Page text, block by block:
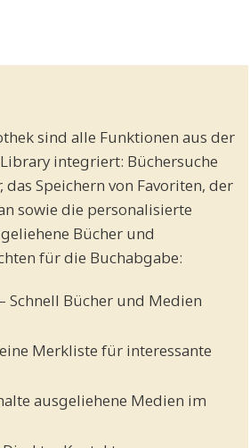
sind alle Funktionen aus der
integriert: Büchersuche
das Speichern von Favoriten, der
sowie die personalisierte
Bücher und
für die Buchabgabe:
– Schnell Bücher und Medien
Merkliste für interessante
ausgeliehene Medien im